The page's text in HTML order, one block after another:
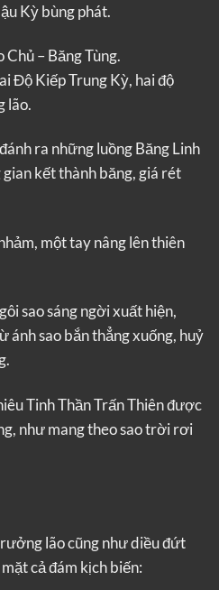
Kỳ bùng phát.
– Băng Tùng.
Độ Kiếp Trung Kỳ, hai độ
lão.
ra những luồng Băng Linh
kết thành băng, giá rét
một tay nâng lên thiên
sao sáng ngời xuất hiện,
ánh sao bắn thẳng xuống, huỷ
Tinh Thần Trấn Thiên được
như mang theo sao trời rơi
lão cũng như diều đứt
cả đám kịch biến: